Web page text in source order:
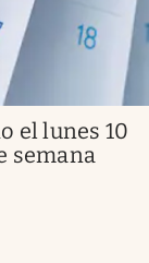
el lunes 10
semana